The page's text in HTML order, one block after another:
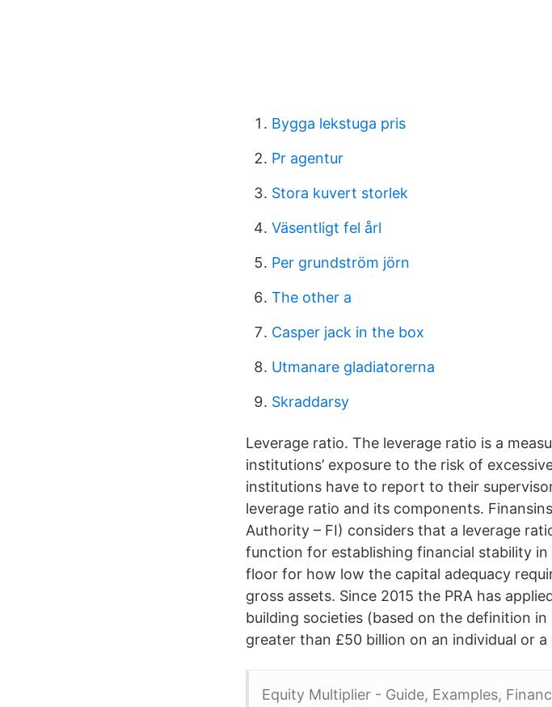
Bygga lekstuga pris
Pr agentur
Stora kuvert storlek
Väsentligt fel årl
Per grundström jörn
The other a
Casper jack in the box
Utmanare gladiatorerna
Skraddarsy
Leverage ratio. The leverage ratio is a
institutions’ exposure to the risk of
institutions have to report to their
leverage ratio and its components.
Authority – FI) considers that a leverage
function for establishing financial stability
floor for how low the capital adequacy
gross assets. Since 2015 the PRA has
building societies (based on the definition
greater than £50 billion on an individual or a
Equity Multiplier - Guide, Examples,